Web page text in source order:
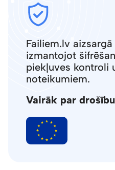
Failiem.lv
izmantojot
piekļuves kontroli
noteikumiem.
Vairāk par drošību